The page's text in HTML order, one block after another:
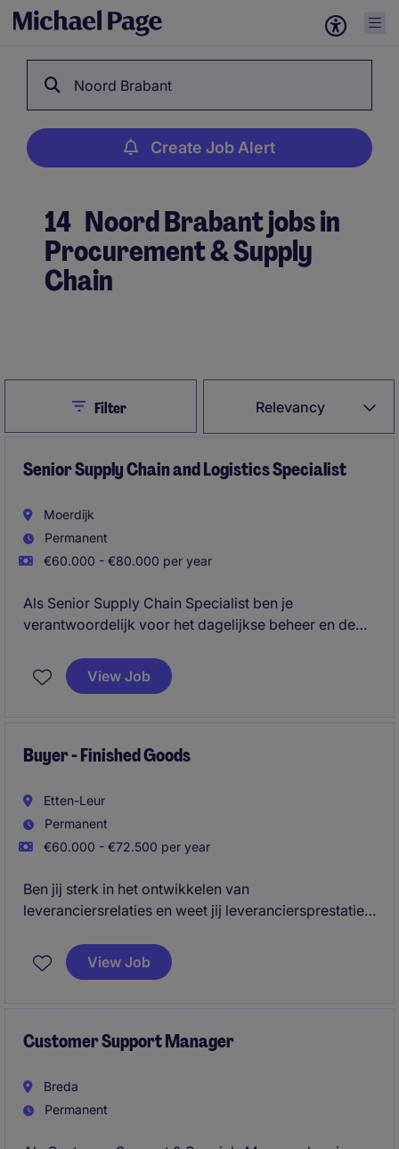
Noord Brabant
Create Job Alert
14 Noord Brabant jobs in
Procurement & Supply
Chain
Relevancy
CloseFilter
Senior Supply Chain and Logistics Specialist
Moerdijk
Permanent
€60.000 - €80.000 per year
Als Senior Supply Chain Specialist ben je
verantwoordelijk voor het dagelijkse beheer en de
binnen de Benelux. Je coördineert de volledige
keten, van productieplanning, voorraadbeheer en
interne stakeholders, externe productielocaties,
View Job
Buyer - Finished Goods
Etten-Leur
Permanent
€60.000 - €72.500 per year
Ben jij sterk in het ontwikkelen van
leveranciersrelaties en weet jij leveranciersprestaties
leverbetrouwbaarheid en gezamenlijke groei? Dan
biedt Thetford een mooie kans om als Buyer een
View Job
Customer Support Manager
Breda
Permanent